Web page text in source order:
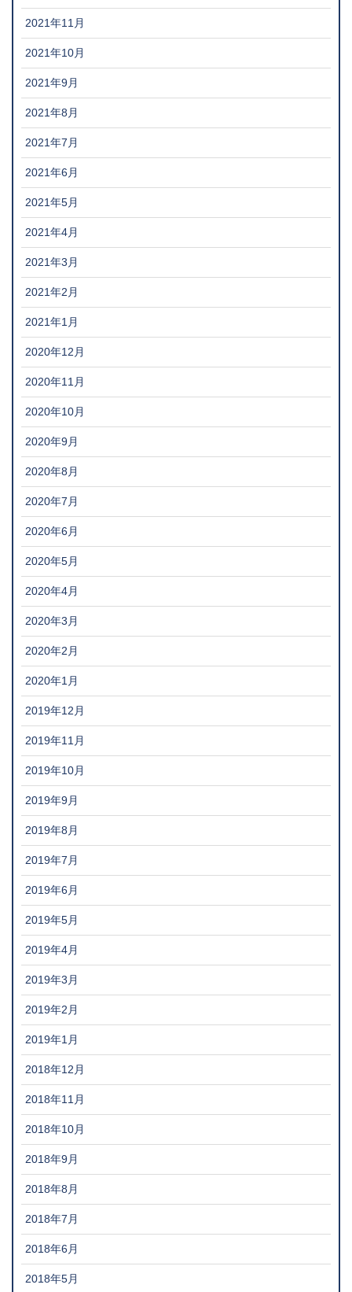
2021年11月
2021年10月
2021年9月
2021年8月
2021年7月
2021年6月
2021年5月
2021年4月
2021年3月
2021年2月
2021年1月
2020年12月
2020年11月
2020年10月
2020年9月
2020年8月
2020年7月
2020年6月
2020年5月
2020年4月
2020年3月
2020年2月
2020年1月
2019年12月
2019年11月
2019年10月
2019年9月
2019年8月
2019年7月
2019年6月
2019年5月
2019年4月
2019年3月
2019年2月
2019年1月
2018年12月
2018年11月
2018年10月
2018年9月
2018年8月
2018年7月
2018年6月
2018年5月